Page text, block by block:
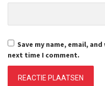
Save my name, email,
next time I comment.